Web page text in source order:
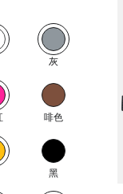
灰
啡色
黑